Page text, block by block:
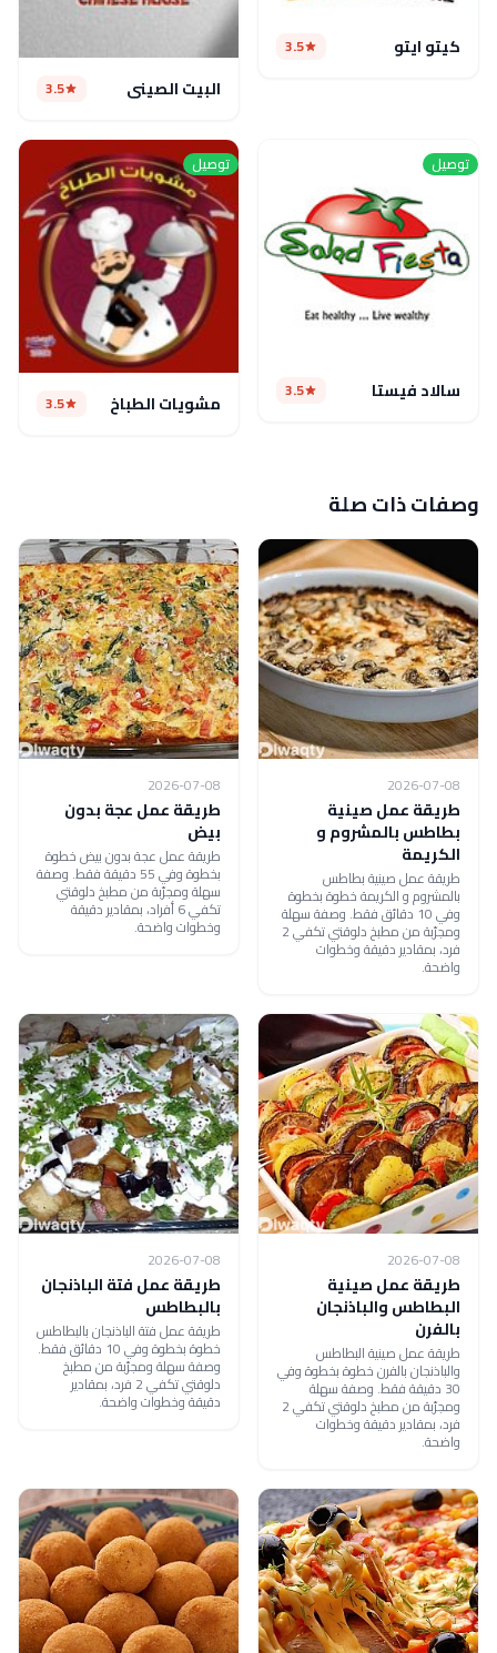
كيتو ايتو 3.5
البيت الصيني 3.5
توصيل
سالاد فيستا 3.5
توصيل
مشويات الطباخ 3.5
وصفات ذات صلة
2026-07-08
طريقة عمل صينية
بطاطس بالمشروم و
الكريمة
طريقة عمل صينية بطاطس
بالمشروم و الكريمة خطوة بخطوة
وفي 10 دقائق فقط. وصفة سهلة
ومجرّبة من مطبخ دلوقتي تكفي 2
فرد، بمقادير دقيقة وخطوات
واضحة.
2026-07-08
طريقة عمل عجة بدون
بيض
طريقة عمل عجة بدون بيض خطوة
بخطوة وفي 55 دقيقة فقط. وصفة
سهلة ومجرّبة من مطبخ دلوقتي
تكفي 6 أفراد، بمقادير دقيقة
وخطوات واضحة.
2026-07-08
طريقة عمل صينية
البطاطس والباذنجان
بالفرن
طريقة عمل صينية البطاطس
والباذنجان بالفرن خطوة بخطوة وفي
30 دقيقة فقط. وصفة سهلة
ومجرّبة من مطبخ دلوقتي تكفي 2
فرد، بمقادير دقيقة وخطوات
واضحة.
2026-07-08
طريقة عمل فتة الباذنجان
بالبطاطس
طريقة عمل فتة الباذنجان بالبطاطس
خطوة بخطوة وفي 10 دقائق فقط.
وصفة سهلة ومجرّبة من مطبخ
دلوقتي تكفي 2 فرد، بمقادير
دقيقة وخطوات واضحة.